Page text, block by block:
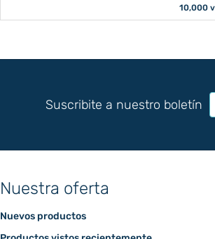
10,000
Suscribite a nuestro boletín
Nuestra oferta
Nuevos productos